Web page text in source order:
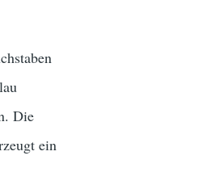
Die
ein